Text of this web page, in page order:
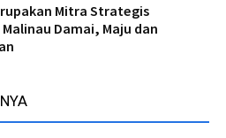
Mitra Strategis
Damai, Maju dan